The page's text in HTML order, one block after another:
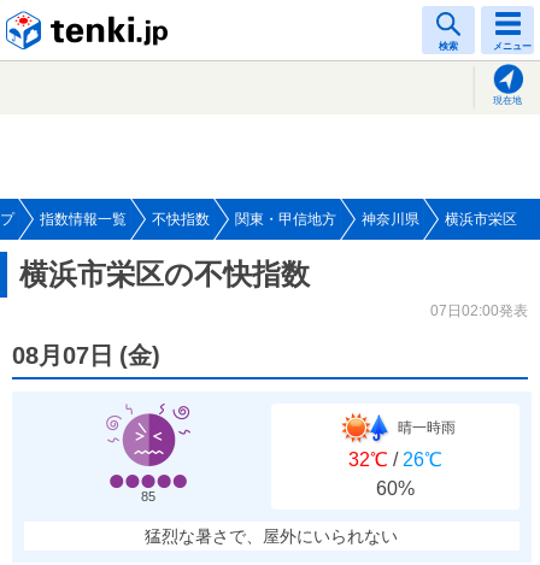
検索 メニュー
現在地
指数情報一覧 不快指数 関東・甲信地方 神奈川県 横浜市栄区
横浜市栄区の不快指数
07日02:00発表
08月07日 (金)
85
晴一時雨
32℃ / 26℃
60%
猛烈な暑さで、屋外にいられない